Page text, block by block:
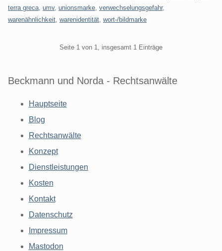
terra greca umv, unionsmarke verwechselungsgefahr,
warenähnlichkeit warenidentität wort-/bildmarke
Seite 1 von 1, insgesamt 1 Einträge
Beckmann und Norda - Rechtsanwälte
Hauptseite
Blog
Rechtsanwälte
Konzept
Dienstleistungen
Kosten
Kontakt
Datenschutz
Impressum
Mastodon